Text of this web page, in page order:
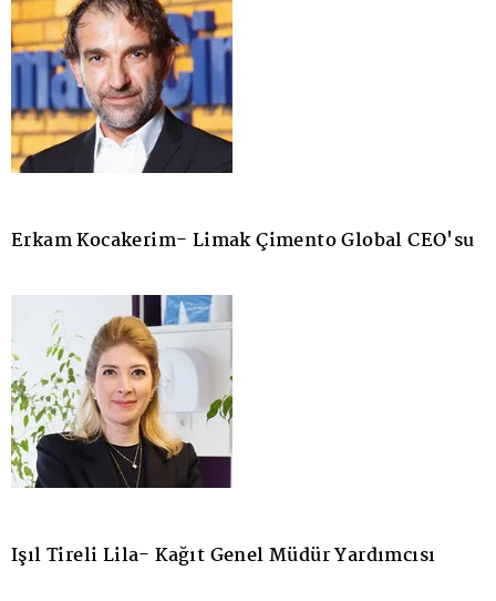
Erkam Kocakerim- Limak Çimento Global CEO'su
Işıl Tireli Lila- Kağıt Genel Müdür Yardımcısı